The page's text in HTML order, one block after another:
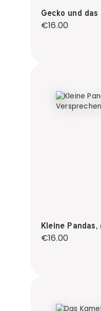
Gecko und
Regular price:
€16.00
Kleine
Regular price:
€16.00